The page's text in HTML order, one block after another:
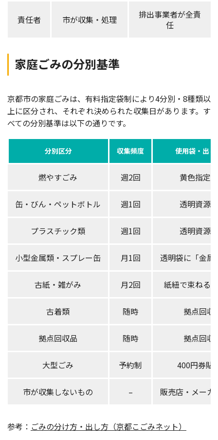
責任者 市が収集・処理
排出事業者が全責
任
家庭ごみの分別基準
京都市の家庭ごみは、有料指定袋制により4分別・8種類以
上に区分され、それぞれ決められた収集日があります。す
べての分別基準は以下の通りです。
分別区分 収集頻度 使用袋・出し
燃やすごみ 週2回 黄色指定袋
缶・びん・ペットボトル 週1回 透明資源袋
プラスチック類 週1回 透明資源袋
小型金属類・スプレー缶 月1回 透明袋に「金属
古紙・雑がみ 月2回 紙紐で束ねる
古着類 随時 拠点回収
拠点回収品 随時 拠点回収
大型ごみ 予約制 400円券貼
市が収集しないもの – 販売店・メーカ
参考： ごみの分け方・出し方（京都こごみネット）